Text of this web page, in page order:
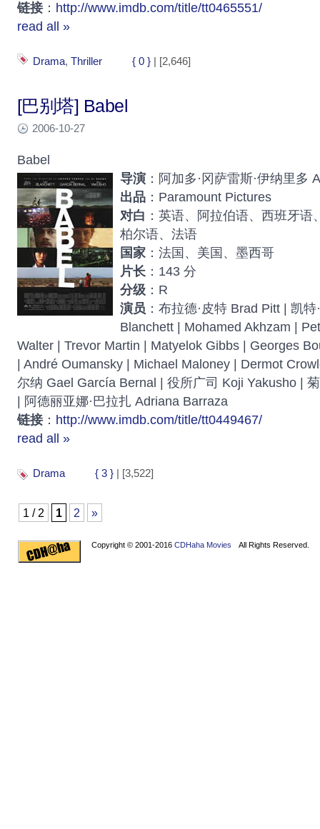
链接 ： http://www.imdb.com/title/tt0465551/
read all »
Drama, Thriller { 0 } | [2,646]
[巴别塔] Babel
2006-10-27
Babel
导演 ：阿加多·冈萨雷斯·伊纳里多
出品 ：Paramount Pictures
对白 ：英语、阿拉伯语、西班牙
柏尔语、法语
国家 ：法国、美国、墨西哥
片长 ：143 分
分级 ：R
演员 ：布拉德·皮特 Brad Pitt | 凯
Blanchett | Mohamed Akhzam |
Walter | Trevor Martin | Matyelok Gibbs | Georges
| André Oumansky | Michael Maloney | Dermot
尔纳 Gael García Bernal | 役所广司 Koji Yakusho |
| 阿德丽亚娜·巴拉扎 Adriana Barraza
链接 ： http://www.imdb.com/title/tt0449467/
read all »
Drama { 3 } | [3,522]
1 / 2 1 2 »
Copyright © 2001-2016 CDHaha Movies All Rights Reserved.